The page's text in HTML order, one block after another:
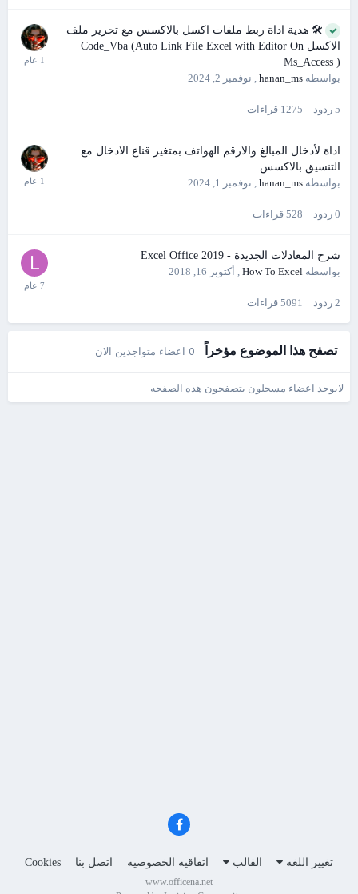
🛠 هدية اداة ربط ملفات اكسل بالاكسس مع تحرير ملف
الاكسل Code_Vba (Auto Link File Excel with Editor On
Ms_Access )
بواسطه hanan_ms
, نوفمبر 2, 2024
5 ردود 1275 قراءات
اداة لأدخال المبالغ والارقم الهواتف بمتغير قناع الادخال مع
التنسيق بالاكسس
بواسطه hanan_ms
, نوفمبر 1, 2024
0 ردود 528 قراءات
شرح المعادلات الجديدة - Excel Office 2019
بواسطه How To Excel
, أكتوبر 16, 2018
2 ردود 5091 قراءات
تصفح هذا الموضوع مؤخراً 0 اعضاء متواجدين الان
لايوجد اعضاء مسجلون يتصفحون هذه الصفحه
تغيير اللغه القالب اتفاقيه الخصوصيه اتصل بنا Cookies
www.officena.net